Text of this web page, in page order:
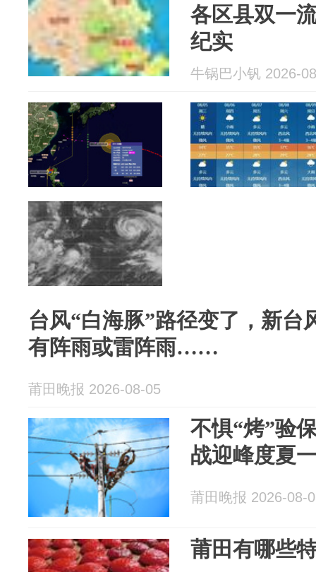
各区县双一
纪实
牛锅巴小钒 2026-
台风“白海豚”路径变了，新台
有阵雨或雷阵雨……
莆田晚报 2026-08-05
不惧“烤”验
战迎峰度夏
莆田晚报 2026-08-
莆田有哪些